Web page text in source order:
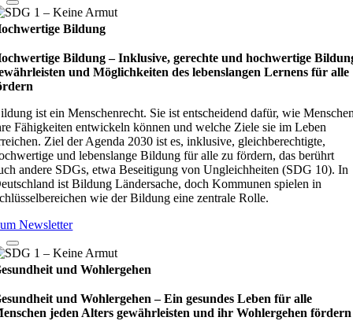
Bildung
Bildung – Inklusive, gerechte und hochwertige
und Möglichkeiten des lebenslangen Lernens für alle
ist ein Menschenrecht. Sie ist entscheidend dafür, wie
Fähigkeiten entwickeln können und welche Ziele sie im Leben
Ziel der Agenda 2030 ist es, inklusive, gleichberechtigte,
und lebenslange Bildung für alle zu fördern, das berührt
andere SDGs, etwa Beseitigung von Ungleichheiten (SDG 10). In
ist Bildung Ländersache, doch Kommunen spielen in
wie der Bildung eine zentrale Rolle.
Newsletter
und Wohlergehen
und Wohlergehen – Ein gesundes Leben für alle
jeden Alters gewährleisten und ihr Wohlergehen fördern